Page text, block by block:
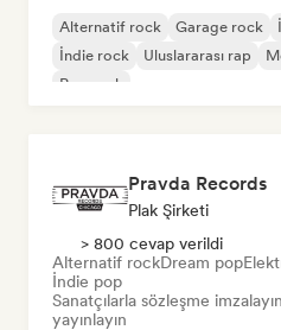
Alternatif rock Garage rock
İndie rock
Uluslararası rap
Pop rock
Pravda Records
Plak Şirketi
> 800 cevap verildi
Alternatif rockDream pop
İndie pop
Sanatçılarla sözleşme
yayınlayın